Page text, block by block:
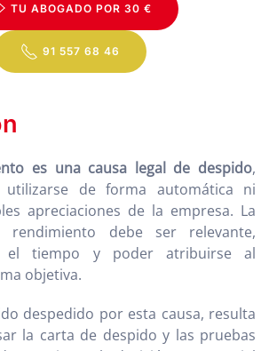
TU ABOGADO POR 30 €
91 557 68 46
es una causa legal de despido,
de forma automática ni
apreciaciones de la empresa. La
rendimiento debe ser relevante,
el tiempo y poder atribuirse al
objetiva.
despedido por esta causa, resulta
la carta de despido y las pruebas